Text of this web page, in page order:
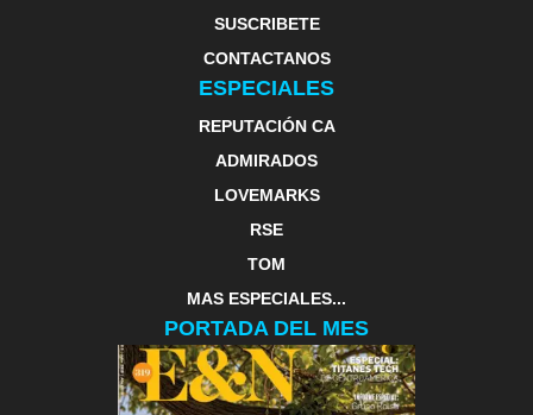
SUSCRIBETE
CONTACTANOS
ESPECIALES
REPUTACIÓN CA
ADMIRADOS
LOVEMARKS
RSE
TOM
MAS ESPECIALES...
PORTADA DEL MES